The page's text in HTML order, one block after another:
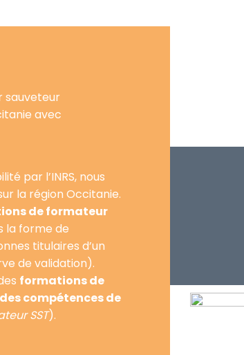
sauveteur
avec
par l’INRS, nous
la région Occitanie.
de formateur
la forme de
titulaires d’un
de validation).
formations de
compétences de
SST).